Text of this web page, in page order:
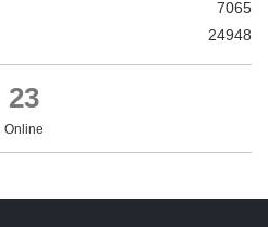
7065
24948
23
Online